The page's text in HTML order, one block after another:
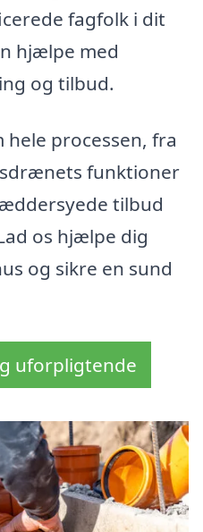
fagfolk i dit
hjælpe med
og tilbud.
processen, fra
funktioner
tilbud
os hjælpe dig
og sikre en sund
uforpligtende